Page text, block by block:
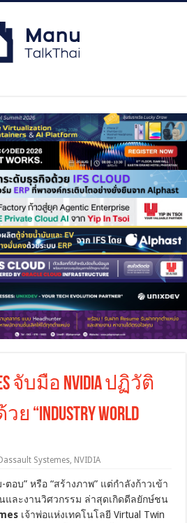
จับมือ Nvidia ปฏิวัติ
“Industry World
Systemes NVIDIA
ตอบ” หรือ “สร้างภาพ” แต่กำลังก้าวเข้า
และงานวิศวกรรม ล่าสุดเกิดดีลยักษ์ชน
เจ้าพ่อแห่งเทคโนโลยี Virtual Twin